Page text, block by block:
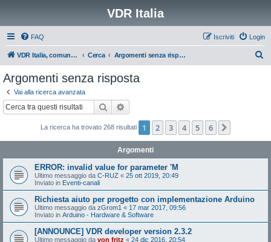
VDR Italia
FAQ Login
Iscriviti
VDR Italia, comunità italiana utilizzatori VDR Cerca Argomenti senza risposta
Argomenti senza risposta
Vai alla ricerca avanzata
Cerca
La ricerca ha trovato 268 risultati 1 2 3 4 5 6
Argomenti
ERROR: invalid value for parameter 'M
Ultimo messaggio da C-RUZ « 25 ott 2019, 20:49
Inviato in Eventi-canali
Richiesta aiuto per progetto con implementazione Arduino
Ultimo messaggio da zGrom1 « 17 mar 2017, 09:56
Inviato in Arduino - Hardware & Software
[ANNOUNCE] VDR developer version 2.3.2
Ultimo messaggio da von fritz « 24 dic 2016, 20:54